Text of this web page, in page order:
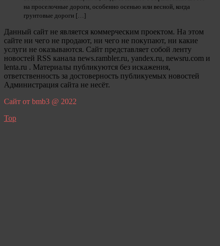
на проселочные дороги, особенно осенью или весной, когда
грунтовые дороги […]
Данный сайт не является коммерческим проектом. На этом
сайте ни чего не продают, ни чего не покупают, ни какие
услуги не оказываются. Сайт представляет собой ленту
новостей RSS канала news.rambler.ru, yandex.ru, newsru.com и
lenta.ru . Материалы публикуются без искажения,
ответственность за достоверность публикуемых новостей
Администрация сайта не несёт.
Сайт от bmb3 @ 2022
Top